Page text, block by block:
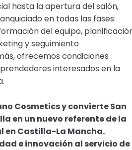
hasta la apertura del salón,
en todas las fases:
del equipo,
y seguimiento
ofrecemos condiciones
interesados en la
Cosmetics y convierte San
en un nuevo referente de la
en Castilla-La Mancha.
e innovación al servicio de